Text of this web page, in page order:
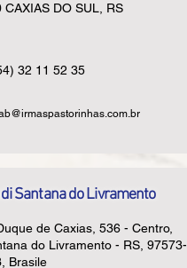
CAXIAS DO SUL, RS
32 11 52 35
Santana do Livramento
de Caxias, 536 - Centro,
do Livramento - RS, 97573-
Brasile